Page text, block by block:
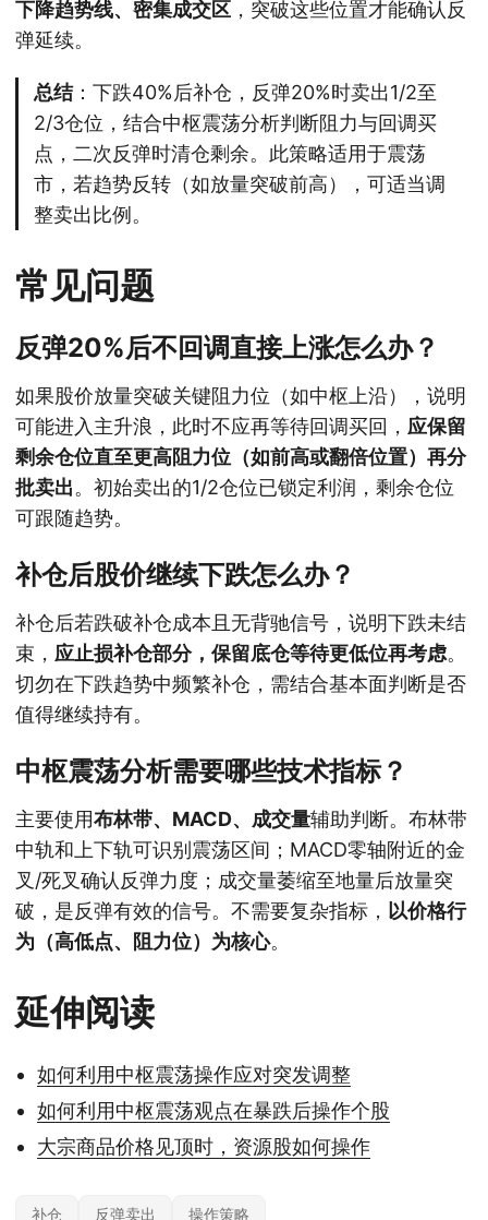
下降趋势线、密集成交区 ，突破这些位置才能确认反
弹延续。
总结：下跌40%后补仓，反弹20%时卖出1/2至
2/3仓位，结合中枢震荡分析判断阻力与回调买
点，二次反弹时清仓剩余。此策略适用于震荡
市，若趋势反转（如放量突破前高），可适当调
整卖出比例。
常见问题
反弹20%后不回调直接上涨怎么办？
如果股价放量突破关键阻力位（如中枢上沿），说明
可能进入主升浪，此时不应再等待回调买回， 应保留
剩余仓位直至更高阻力位（如前高或翻倍位置）再分
批卖出。初始卖出的1/2仓位已锁定利润，剩余仓位
可跟随趋势。
补仓后股价继续下跌怎么办？
补仓后若跌破补仓成本且无背驰信号，说明下跌未结
束， 应止损补仓部分，保留底仓等待更低位再考虑。
切勿在下跌趋势中频繁补仓，需结合基本面判断是否
值得继续持有。
中枢震荡分析需要哪些技术指标？
主要使用布林带、MACD、成交量辅助判断。布林带
中轨和上下轨可识别震荡区间；MACD零轴附近的金
叉/死叉确认反弹力度；成交量萎缩至地量后放量突
破，是反弹有效的信号。不需要复杂指标， 以价格行
为（高低点、阻力位）为核心。
延伸阅读
如何利用中枢震荡操作应对突发调整
如何利用中枢震荡观点在暴跌后操作个股
大宗商品价格见顶时，资源股如何操作
补仓 反弹卖出 操作策略